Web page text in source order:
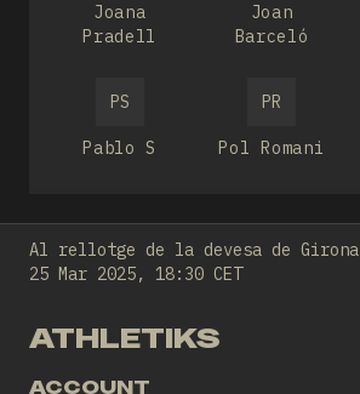
Joana
Pradell
Joan
Barceló
PS
Pablo S
PR
Pol Romani
Al rellotge de la devesa de Girona
25 Mar 2025, 18:30 CET
ATHLETIKS
ACCOUNT